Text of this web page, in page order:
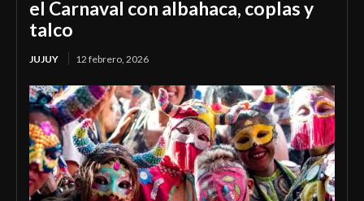
el Carnaval con albahaca, coplas y
talco
JUJUY 12 febrero, 2026